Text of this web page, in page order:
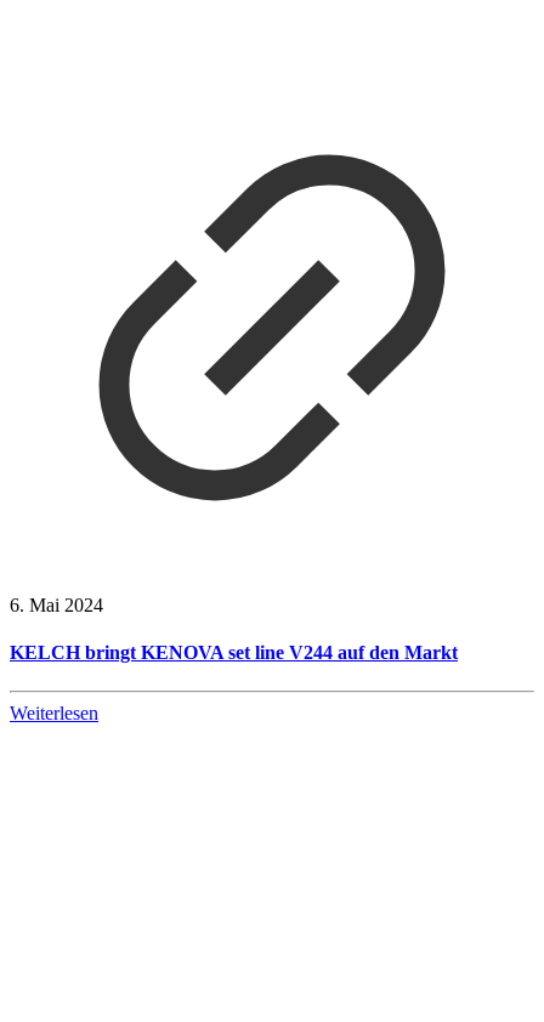
6. Mai 2024
KELCH bringt KENOVA set line V244 auf den Markt
Weiterlesen